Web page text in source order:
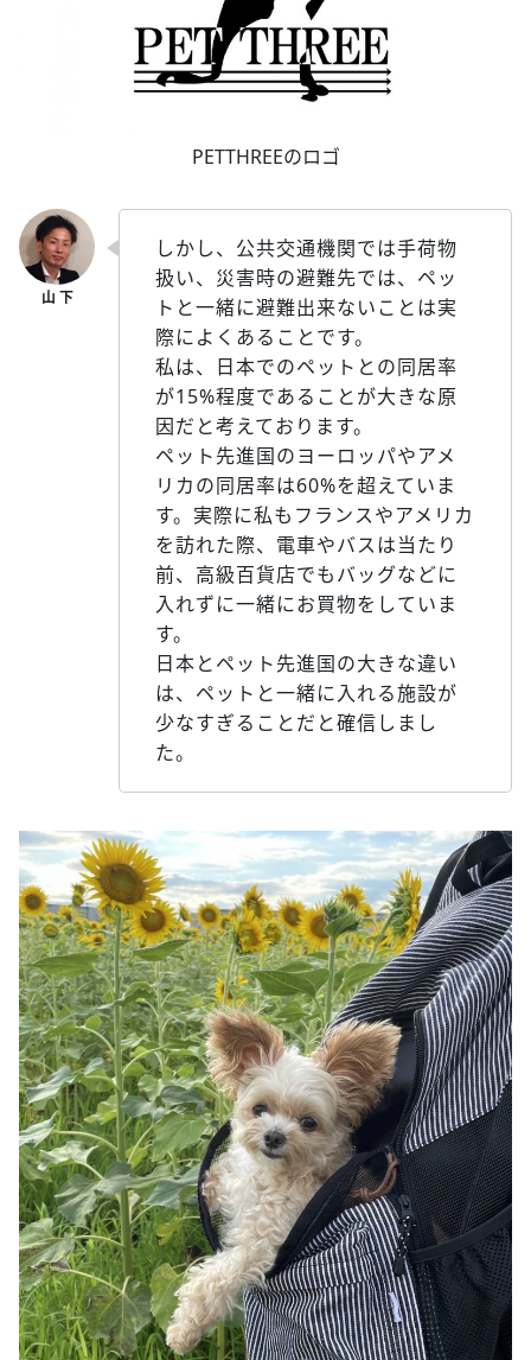
PETTHREEのロゴ
しかし、公共交通機関では手荷物
扱い、災害時の避難先では、ペッ
トと一緒に避難出来ないことは実
際によくあることです。
私は、日本でのペットとの同居率
が15%程度であることが大きな原
因だと考えております。
ペット先進国のヨーロッパやアメ
リカの同居率は60%を超えていま
す。実際に私もフランスやアメリカ
を訪れた際、電車やバスは当たり
前、高級百貨店でもバッグなどに
入れずに一緒にお買物をしていま
す。
日本とペット先進国の大きな違い
は、ペットと一緒に入れる施設が
少なすぎることだと確信しまし
た。